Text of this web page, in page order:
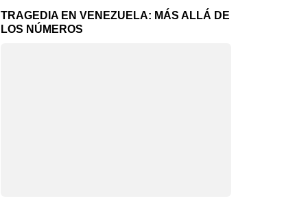
TRAGEDIA EN VENEZUELA: MÁS ALLÁ DE
LOS NÚMEROS